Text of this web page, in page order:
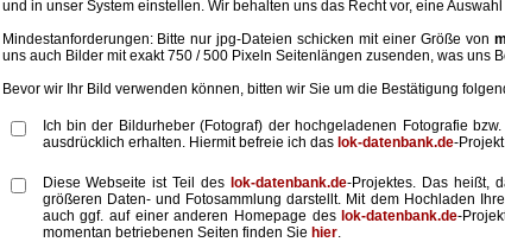
und in unser System einstellen. Wir behalten uns das Recht vor, eine
Mindestanforderungen: Bitte nur jpg-Dateien schicken mit einer Größe von
uns auch Bilder mit exakt 750 / 500 Pixeln Seitenlängen zusenden, was uns
Bevor wir Ihr Bild verwenden können, bitten wir Sie um die Bestätigung
Ich bin der Bildurheber (Fotograf) der hochgeladenen Fotografie
ausdrücklich erhalten. Hiermit befreie ich das lok-datenbank.de-
Diese Webseite ist Teil des lok-datenbank.de-Projektes. Das heißt,
größeren Daten- und Fotosammlung darstellt. Mit dem Hochladen
auch ggf. auf einer anderen Homepage des lok-datenbank.de-
momentan betriebenen Seiten finden Sie hier.